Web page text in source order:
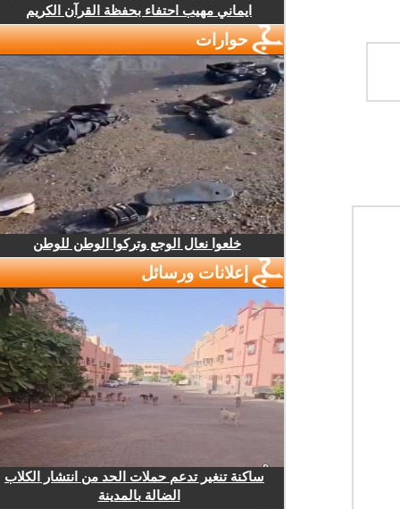
ايماني مهيب احتفاء بحفظة القرآن الكريم
حوارات
خلعوا نعال الوجع وتركوا الوطن للوطن
إعلانات ورسائل
ساكنة تنغير تدعم حملات الحد من انتشار الكلاب
الضالة بالمدينة